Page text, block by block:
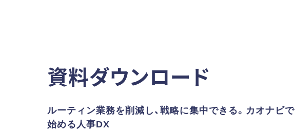
資料ダウンロード
ルーティン業務を削減し、戦略に集中できる。カオナビで
始める人事DX